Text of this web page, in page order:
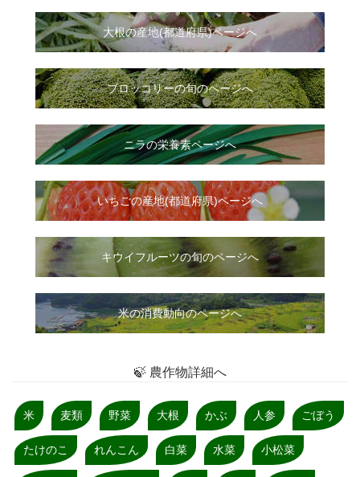
大根の産地(都道府県)ページへ
ブロッコリーの旬のページへ
ニラの栄養素ページへ
いちごの産地(都道府県)ページへ
キウイフルーツの旬のページへ
米の消費動向のページへ
🍃 農作物詳細へ
米 麦類 野菜 大根 かぶ 人参 ごぼう
たけのこ れんこん 白菜 水菜 小松菜